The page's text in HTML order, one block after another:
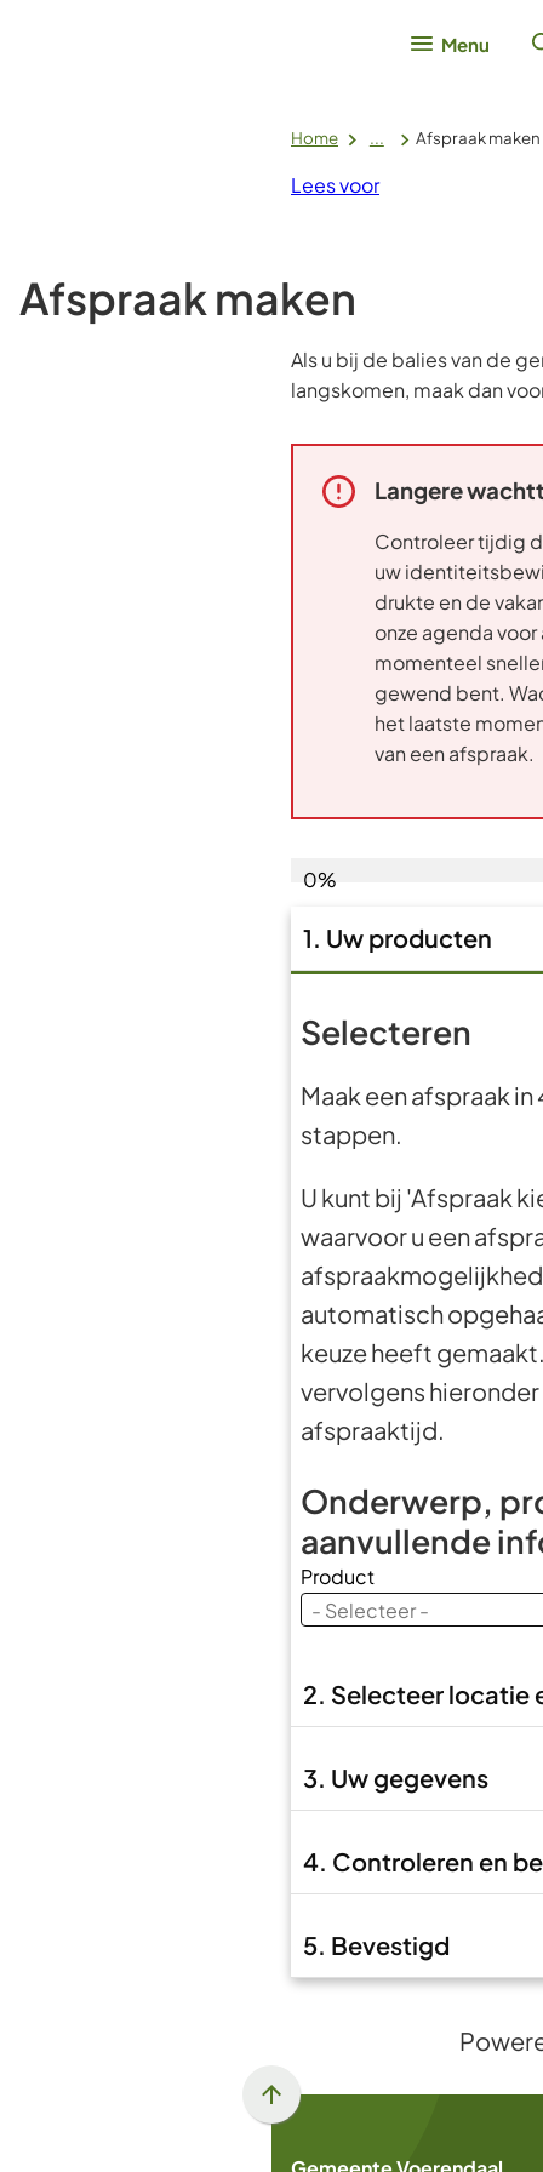
Menu
Home ... Afspraak maken
Lees voor
Afspraak maken
Als u bij de balies van de
langskomen, maak dan
Alarm:
Langere
Controleer tijdig
uw
drukte en de
onze agenda
momenteel
gewend bent.
het laatste
van een afspraak.
0%
1. Uw producten
Selecteren
Maak een afspraak
stappen.
U kunt bij 'Afspraak
waarvoor u een
automatisch
keuze heeft
vervolgens
afspraaktijd.
Onderwerp,
aanvullende
Product
- Selecteer -
2. Selecteer locatie
3. Uw gegevens
4. Controleren en
5. Bevestigd
Scroll